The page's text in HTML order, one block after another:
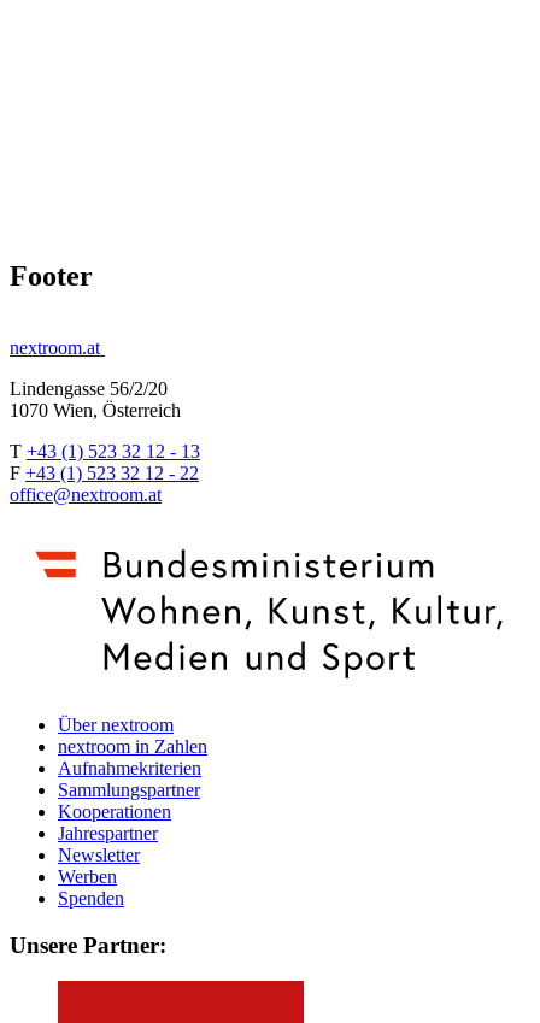
Footer
nextroom.at
Lindengasse 56/2/20
1070 Wien, Österreich
T +43 (1) 523 32 12 - 13
F +43 (1) 523 32 12 - 22
office@nextroom.at
Über nextroom
nextroom in Zahlen
Aufnahmekriterien
Sammlungspartner
Kooperationen
Jahrespartner
Newsletter
Werben
Spenden
Unsere Partner: